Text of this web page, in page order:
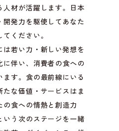
人材が活躍します。日本
発力を駆使してあなた
ください。
若い力・新しい発想を
伴い、消費者の食への
す。食の最前線にいる
な価値・サービスはま
食への情熱と創造力
いう次のステージを一緒